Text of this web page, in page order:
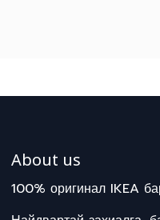
About us
100% оригинал IKEA